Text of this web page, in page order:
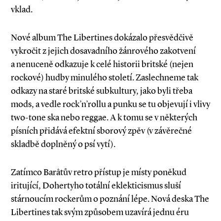
vklad.
Nové album The Libertines dokázalo přesvědčivě
vykročit z jejich dosavadního žánrového zakotvení
a nenuceně odkazuje k celé historii britské (nejen
rockové) hudby minulého století. Zaslechneme tak
odkazy na staré britské subkultury, jako byli třeba
mods, a vedle rock’n’rollu a punku se tu objevují i vlivy
two­-tone ska nebo reggae. A k tomu se v některých
písních přidává efektní sborový zpěv (v závěrečné
skladbě doplněný o psí vytí).
Zatímco Barâtův retro přístup je místy poněkud
iritující, Dohertyho totální eklekticismus sluší
stárnoucím rockerům o poznání lépe. Nová deska The
Libertines tak svým způsobem uzavírá jednu éru